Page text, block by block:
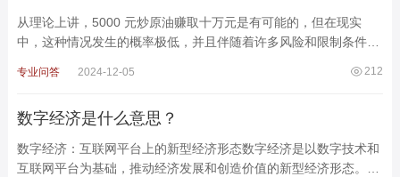
从理论上讲，5000 元炒原油赚取十万元是有可能的，但在现实
中，这种情况发生的概率极低，并且伴随着许多风险和限制条件。
212
专业问答 2024-12-05
数字经济是什么意思？
数字经济：互联网平台上的新型经济形态数字经济是以数字技术和
互联网平台为基础，推动经济发展和创造价值的新型经济形态。不